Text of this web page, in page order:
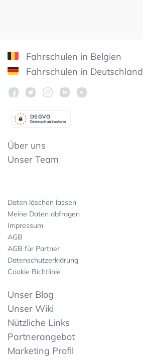
Fahrschulen in Belgien
Fahrschulen in Deutschland
Datenschutzkonform
DSGVO
Über uns
Unser Team
Daten löschen lassen
Meine Daten abfragen
Impressum
AGB
AGB für Partner
Datenschutzerklärung
Cookie Richtlinie
Unser Blog
Unser Wiki
Nützliche Links
Partnerangebot
Marketing Profil